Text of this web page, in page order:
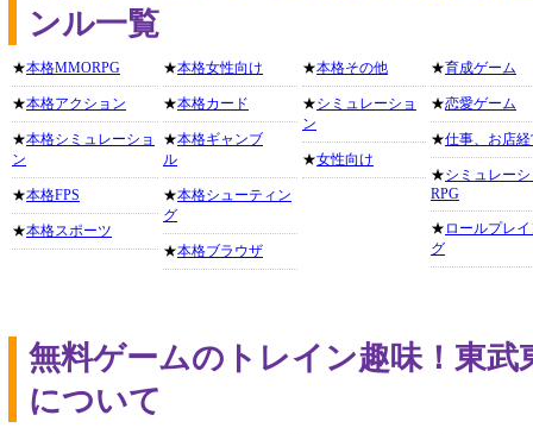
ンル一覧
★本格MMORPG
★本格アクション
★本格シミュレーショ
ン
★本格FPS
★本格スポーツ
★本格女性向け
★本格カード
★本格ギャンブ
ル
★本格シューティン
グ
★本格ブラウザ
★本格その他
★シミュレーショ
ン
★女性向け
★育成ゲーム
★恋愛ゲーム
★仕事、お店
★シミュレー
RPG
★ ロールプレ
グ
無料ゲームのトレイン趣味！東武
について